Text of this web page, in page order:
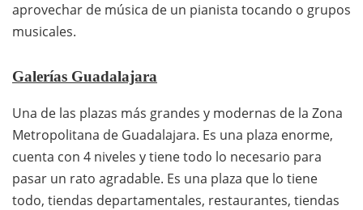
aprovechar de música de un pianista tocando o grupos
musicales.
Galerías Guadalajara
Una de las plazas más grandes y modernas de la Zona
Metropolitana de Guadalajara. Es una plaza enorme,
cuenta con 4 niveles y tiene todo lo necesario para
pasar un rato agradable. Es una plaza que lo tiene
todo, tiendas departamentales, restaurantes, tiendas